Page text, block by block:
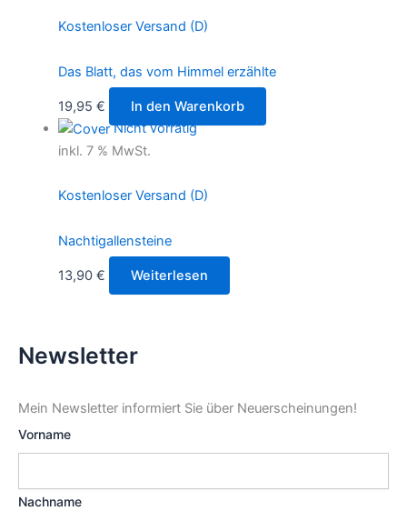
Kostenloser Versand (D)
Das Blatt, das vom Himmel erzählte
19,95 €
In den Warenkorb
Nicht vorrätig
inkl. 7 % MwSt.
Kostenloser Versand (D)
Nachtigallensteine
13,90 € Weiterlesen
Newsletter
Mein Newsletter informiert Sie über Neuerscheinungen!
Vorname
Nachname